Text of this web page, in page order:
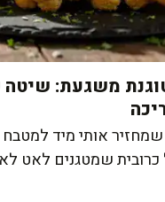
משגעת:
אותי מיד
כרובית שמטגנים לאט